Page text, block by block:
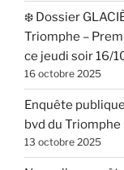
❄️ Dossier
Triomphe –
ce jeudi soir 16/
16 octobre 2025
Enquête
bvd du Triomphe
13 octobre 2025